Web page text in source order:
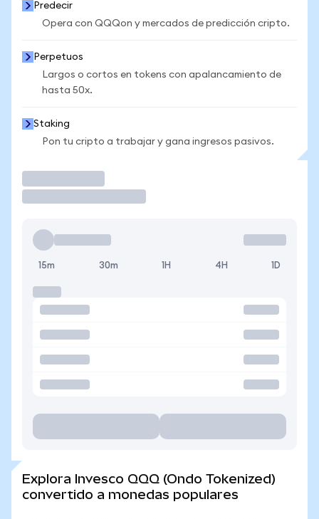
Predecir
Opera con QQQon y mercados de predicción cripto.
Perpetuos
Largos o cortos en tokens con apalancamiento de
hasta 50x.
Staking
Pon tu cripto a trabajar y gana ingresos pasivos.
15m 30m 1H 4H 1D
Explora Invesco QQQ (Ondo Tokenized)
convertido a monedas populares